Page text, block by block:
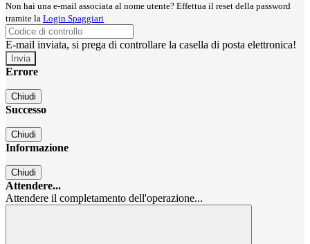
Non hai una e-mail associata al nome utente? Effettua il reset della password
tramite la Login Spaggiari
E-mail inviata, si prega di controllare la casella di posta elettronica!
Errore
Chiudi
Successo
Chiudi
Informazione
Chiudi
Attendere...
Attendere il completamento dell'operazione...